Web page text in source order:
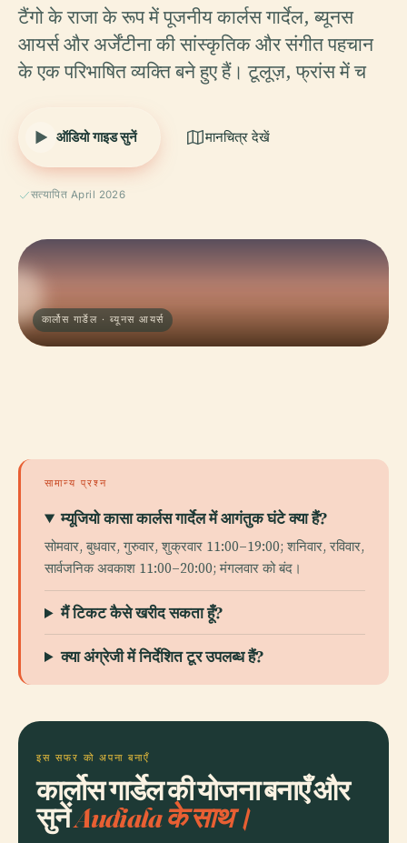
टैंगो के राजा के रूप में पूजनीय कार्लस गार्देल, ब्यूनस
आयर्स और अर्जेंटीना की सांस्कृतिक और संगीत पहचान
के एक परिभाषित व्यक्ति बने हुए हैं। टूलूज़, फ्रांस में च
ऑडियो गाइड सुनें मानचित्र देखें
सत्यापित April 2026
कार्लोस गार्डेल · ब्यूनस आयर्स
सामान्य प्रश्न
म्यूजियो कासा कार्लस गार्देल में आगंतुक घंटे क्या हैं?
सोमवार, बुधवार, गुरुवार, शुक्रवार 11:00–19:00; शनिवार, रविवार,
सार्वजनिक अवकाश 11:00–20:00; मंगलवार को बंद।
मैं टिकट कैसे खरीद सकता हूँ?
क्या अंग्रेजी में निर्देशित टूर उपलब्ध हैं?
इस सफर को अपना बनाएँ
कार्लोस गार्डेल की योजना बनाएँ और
सुनेंAudiala के साथ।